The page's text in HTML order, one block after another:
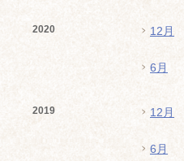
2020 12月
6月
2019 12月
6月